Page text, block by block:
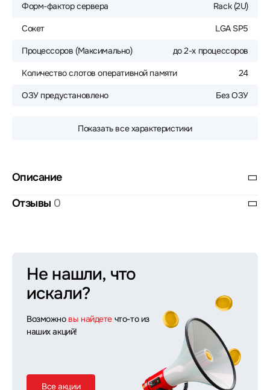
Форм-фактор сервера Rack (2U)
Сокет LGA SP5
Процессоров (Максимально) до 2-х процессоров
Количество слотов оперативной памяти 24
ОЗУ предустановлено Без ОЗУ
Показать все характеристики
Описание
Отзывы 0
Не нашли, что
искали?
Возможно вы найдете что-то из
наших акций!
Все акции